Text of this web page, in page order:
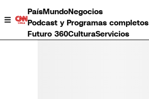
PaísMundoNegocios
Podcast y Programas completos
Futuro 360CulturaServicios